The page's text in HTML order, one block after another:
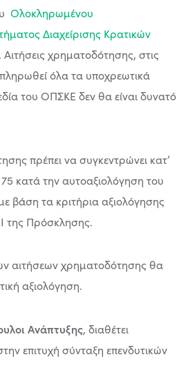
Ολοκληρωμένου
Διαχείρισης Κρατικών
. Αιτήσεις χρηματοδότησης, στις
όλα τα υποχρεωτικά
του ΟΠΣΚΕ δεν θα είναι δυνατό
πρέπει να συγκεντρώνει κατ’
κατά την αυτοαξιολόγηση του
βάση τα κριτήρια αξιολόγησης
της Πρόσκλησης.
αιτήσεων χρηματοδότησης θα
αξιολόγηση.​
Ανάπτυξης, διαθέτει
επιτυχή σύνταξη επενδυτικών